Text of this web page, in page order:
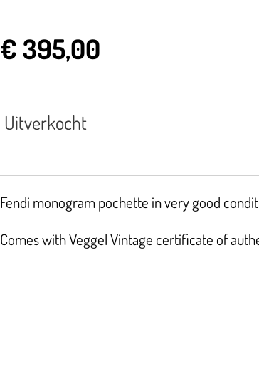
€ 395,00
Uitverkocht
Fendi monogram pochette in very good
Comes with Veggel Vintage certificate of